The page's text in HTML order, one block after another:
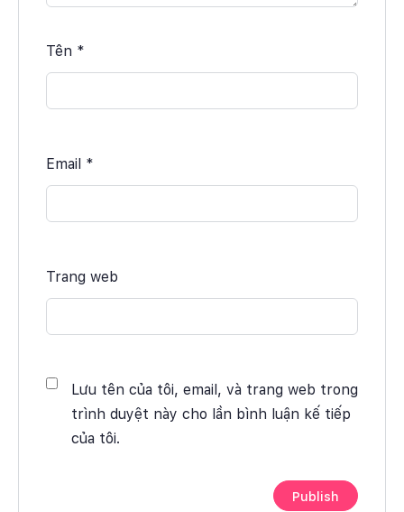
Tên *
Email *
Trang web
Lưu tên của tôi, email, và trang web trong
trình duyệt này cho lần bình luận kế tiếp
của tôi.